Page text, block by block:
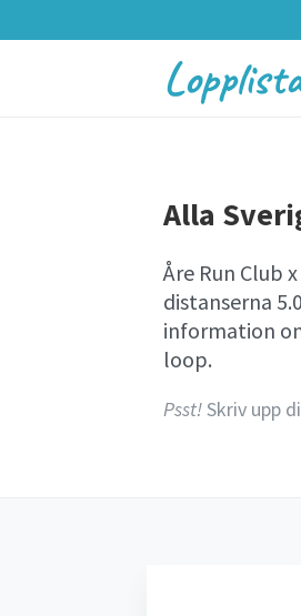
Alla
Åre Run Club
distanserna
information
loop.
Psst!Skriv upp